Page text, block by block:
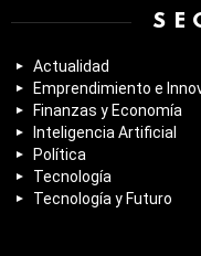
Actualidad
Emprendimiento e
Finanzas y Economía
Inteligencia Artificial
Política
Tecnología
Tecnología y Futuro